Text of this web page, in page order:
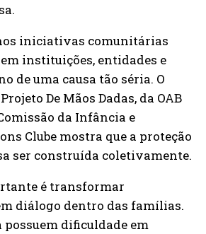
iniciativas comunitárias
instituições, entidades e
de uma causa tão séria. O
De Mãos Dadas, da OAB
da Infância e
Clube mostra que a proteção
ser construída coletivamente.
é transformar
diálogo dentro das famílias.
dificuldade em